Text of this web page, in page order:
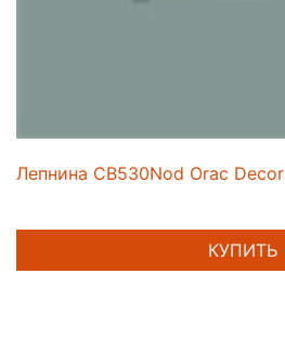
Лепнина CB530Nod Orac Decor
КУПИТЬ